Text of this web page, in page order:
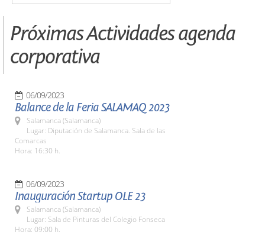
Próximas Actividades agenda
corporativa
06/09/2023
Balance de la Feria SALAMAQ 2023
Salamanca (Salamanca)
Lugar: Diputación de Salamanca. Sala de las
Comarcas
Hora: 16:30 h.
06/09/2023
Inauguración Startup OLE 23
Salamanca (Salamanca)
Lugar: Sala de Pinturas del Colegio Fonseca
Hora: 09:00 h.